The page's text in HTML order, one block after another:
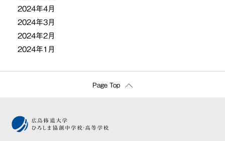
2024年4月
2024年3月
2024年2月
2024年1月
Page Top